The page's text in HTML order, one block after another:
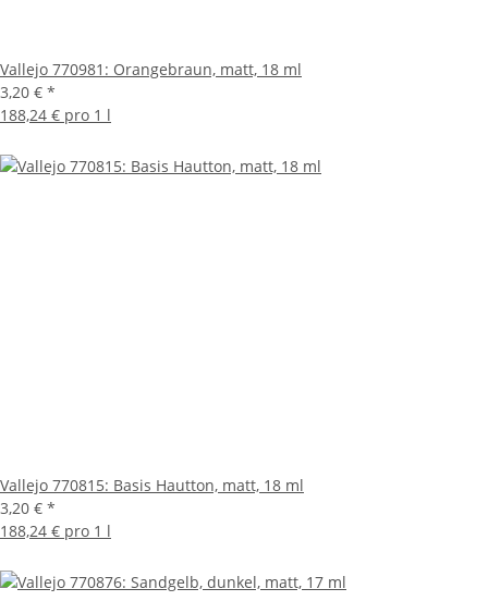
Vallejo 770981: Orangebraun, matt, 18 ml
3,20 € *
188,24 € pro 1 l
Vallejo 770815: Basis Hautton, matt, 18 ml
3,20 € *
188,24 € pro 1 l